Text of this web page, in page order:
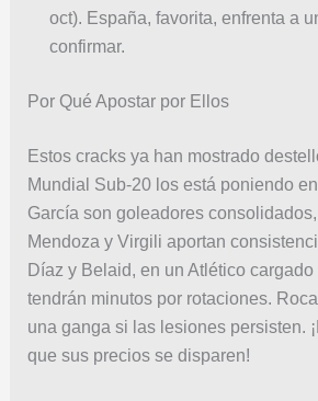
oct). España, favorita, enfrenta a
confirmar.
Por Qué Apostar por Ellos
Estos cracks ya han mostrado
Mundial Sub-20 los está poniendo
García son goleadores
Mendoza y Virgili aportan
Díaz y Belaid, en un Atlético cargado
tendrán minutos por rotaciones.
una ganga si las lesiones persisten.
que sus precios se disparen!